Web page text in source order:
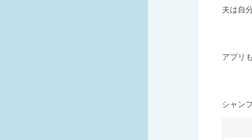
夫は自
アプリ
シャン